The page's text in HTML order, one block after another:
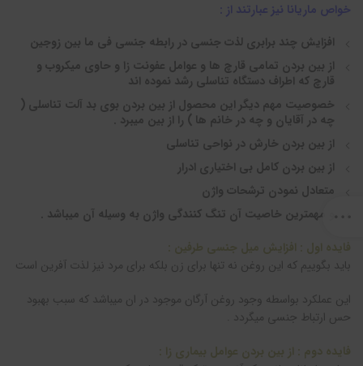
خواص ماریانا نیز عبارتند از :
افزایش چند برابری لذت جنسی در رابطه جنسی فی ما بین زوجین
از بین بردن تمامی قارچ ها و عوامل عفونت زا و حاوی میکروب و
قارچ که اطراف دستگاه تناسلی رشد نموده اند
خصوصیت مهم دیگر این محصول از بین بردن بوی بد آلت تناسلی (
چه در آقایان و چه در خانم ها ) را از بین میبرد .
از بین بردن خارش در نواحی تناسلی
از بین بردن کامل بی اختیاری ادرار
متعادل نمودن ترشحات واژن
و مهمترین خاصیت آن تنگ کنندگی واژن به وسیله آن میباشد .
فایده اول : افزایش میل جنسی طرفین :
باید بگوییم که این روغن نه تنها برای زن بلکه برای مرد نیز لذت آفرین است
این عملکرد بواسطه وجود روغن آرگان موجود در ان میباشد که سبب بهبود
حس ارتباط جنسی میگردد .
فایده دوم : از بین بردن عوامل بیماری زا :